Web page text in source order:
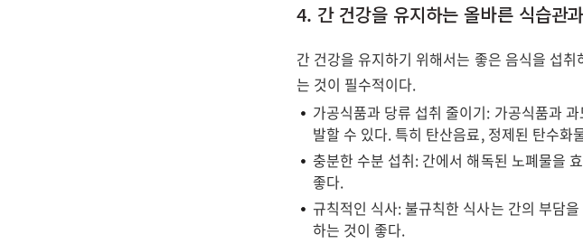
4. 간 건강을 유지하는 올바른 식습관
간 건강을 유지하기 위해서는 좋은 음식을 섭
는 것이 필수적이다.
가공식품과 당류 섭취 줄이기: 가공식품과
발할 수 있다. 특히 탄산음료, 정제된 탄수
충분한 수분 섭취: 간에서 해독된 노폐물을
좋다.
규칙적인 식사: 불규칙한 식사는 간의 부담
하는 것이 좋다.